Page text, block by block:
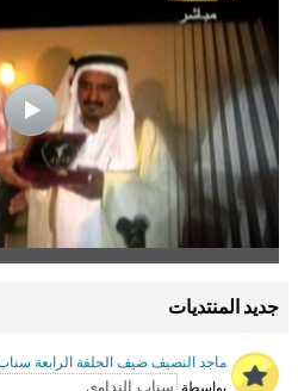
جديد المنتديات
ماجد النصيف ضيف الحلقة الرابعة
بواسطة